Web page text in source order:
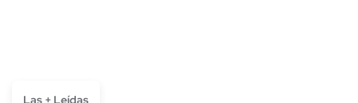
Las + Leídas